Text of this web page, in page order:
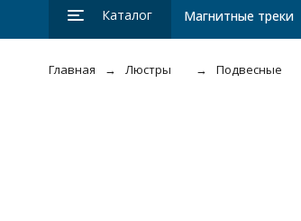
Каталог Магнитные треки
Главная Люстры Подвесные